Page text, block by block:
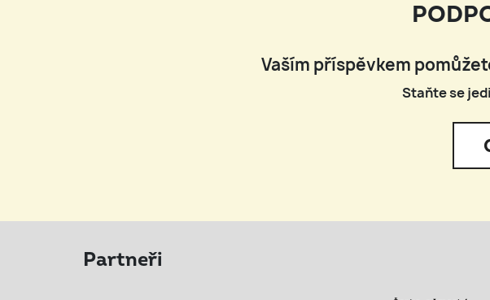
Vaším příspěvkem
Staňte se
Partneři